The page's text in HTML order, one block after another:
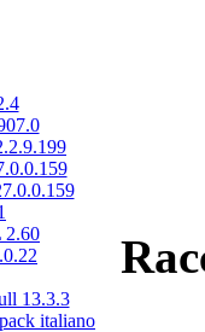
2.60
13.3.3
italiano